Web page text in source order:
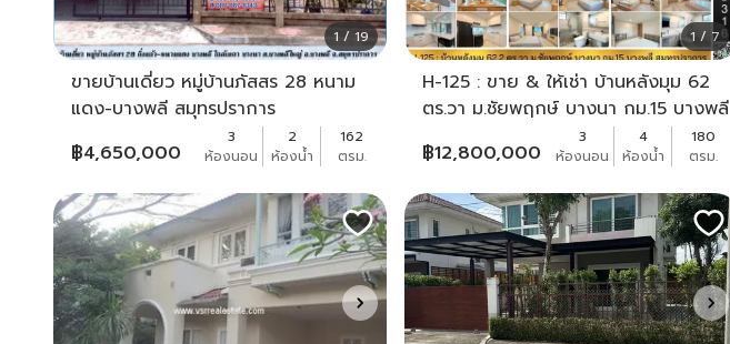
1 / 19
ขายบ้านเดี่ยว หมู่บ้านภัสสร 28 หนาม
แดง-บางพลี สมุทรปราการ
฿4,650,000
3
ห้องนอน
2
ห้องน้ำ
162
ตรม.
1 / 7
H-125 : ขาย & ให้เช่า บ้านหลังมุม 62
ตร.วา ม.ชัยพฤกษ์ บางนา กม.15 บางพลี
฿12,800,000
3
ห้องนอน
4
ห้องน้ำ
180
ตรม.